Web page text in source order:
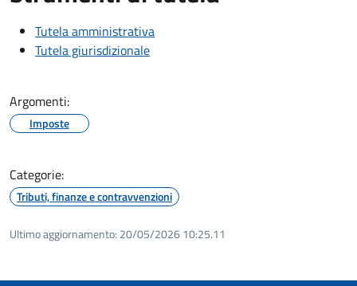
Tutela amministrativa
Tutela giurisdizionale
Argomenti:
Imposte
Categorie:
Tributi, finanze e contravvenzioni
Ultimo aggiornamento: 20/05/2026 10:25.11